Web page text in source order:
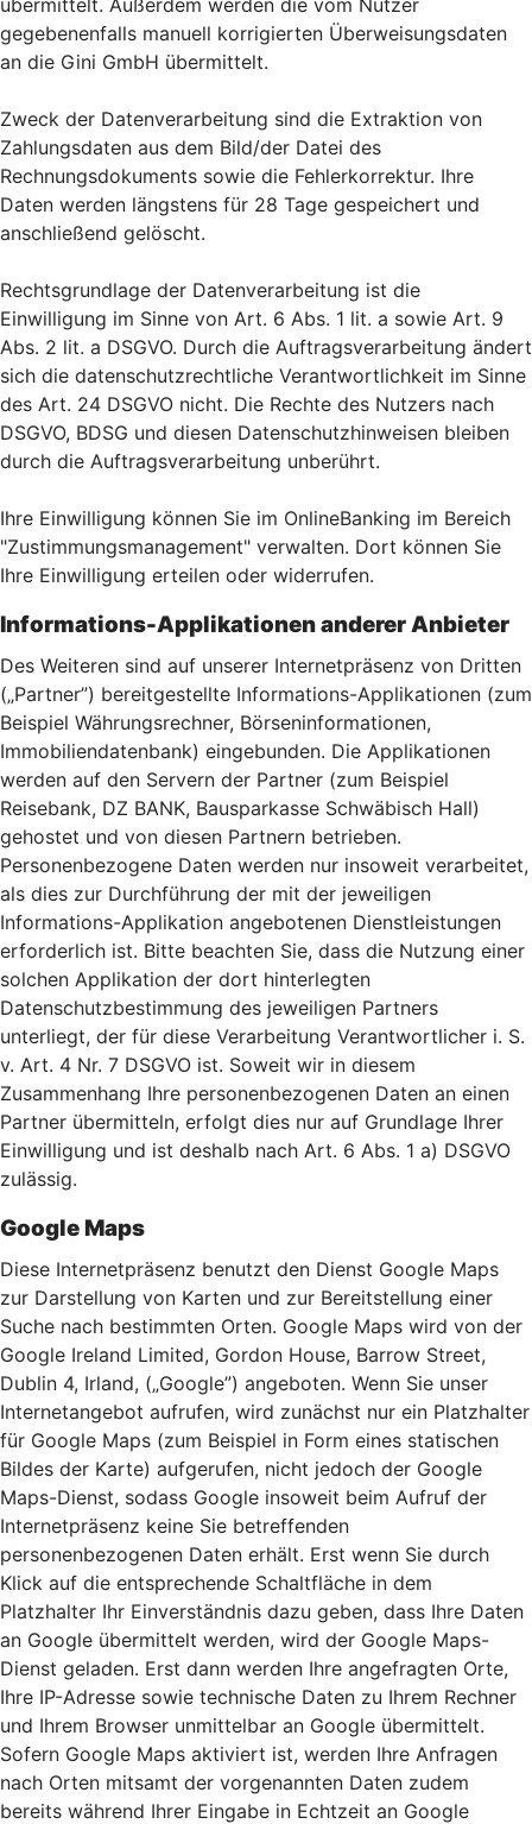
übermittelt. Außerdem werden die vom Nutzer
gegebenenfalls manuell korrigierten Überweisungsdaten
an die Gini GmbH übermittelt.
Zweck der Datenverarbeitung sind die Extraktion von
Zahlungsdaten aus dem Bild/der Datei des
Rechnungsdokuments sowie die Fehlerkorrektur. Ihre
Daten werden längstens für 28 Tage gespeichert und
anschließend gelöscht.
Rechtsgrundlage der Datenverarbeitung ist die
Einwilligung im Sinne von Art. 6 Abs. 1 lit. a sowie Art. 9
Abs. 2 lit. a DSGVO. Durch die Auftragsverarbeitung ändert
sich die datenschutzrechtliche Verantwortlichkeit im Sinne
des Art. 24 DSGVO nicht. Die Rechte des Nutzers nach
DSGVO, BDSG und diesen Datenschutzhinweisen bleiben
durch die Auftragsverarbeitung unberührt.
Ihre Einwilligung können Sie im OnlineBanking im Bereich
"Zustimmungsmanagement" verwalten. Dort können Sie
Ihre Einwilligung erteilen oder widerrufen.
Informations-Applikationen anderer Anbieter
Des Weiteren sind auf unserer Internetpräsenz von Dritten
(„Partner”) bereitgestellte Informations-Applikationen (zum
Beispiel Währungsrechner, Börseninformationen,
Immobiliendatenbank) eingebunden. Die Applikationen
werden auf den Servern der Partner (zum Beispiel
Reisebank, DZ BANK, Bausparkasse Schwäbisch Hall)
gehostet und von diesen Partnern betrieben.
Personenbezogene Daten werden nur insoweit verarbeitet,
als dies zur Durchführung der mit der jeweiligen
Informations-Applikation angebotenen Dienstleistungen
erforderlich ist. Bitte beachten Sie, dass die Nutzung einer
solchen Applikation der dort hinterlegten
Datenschutzbestimmung des jeweiligen Partners
unterliegt, der für diese Verarbeitung Verantwortlicher i. S.
v. Art. 4 Nr. 7 DSGVO ist. Soweit wir in diesem
Zusammenhang Ihre personenbezogenen Daten an einen
Partner übermitteln, erfolgt dies nur auf Grundlage Ihrer
Einwilligung und ist deshalb nach Art. 6 Abs. 1 a) DSGVO
zulässig.
Google Maps
Diese Internetpräsenz benutzt den Dienst Google Maps
zur Darstellung von Karten und zur Bereitstellung einer
Suche nach bestimmten Orten. Google Maps wird von der
Google Ireland Limited, Gordon House, Barrow Street,
Dublin 4, Irland, („Google”) angeboten. Wenn Sie unser
Internetangebot aufrufen, wird zunächst nur ein Platzhalter
für Google Maps (zum Beispiel in Form eines statischen
Bildes der Karte) aufgerufen, nicht jedoch der Google
Maps-Dienst, sodass Google insoweit beim Aufruf der
Internetpräsenz keine Sie betreffenden
personenbezogenen Daten erhält. Erst wenn Sie durch
Klick auf die entsprechende Schaltfläche in dem
Platzhalter Ihr Einverständnis dazu geben, dass Ihre Daten
an Google übermittelt werden, wird der Google Maps-
Dienst geladen. Erst dann werden Ihre angefragten Orte,
Ihre IP-Adresse sowie technische Daten zu Ihrem Rechner
und Ihrem Browser unmittelbar an Google übermittelt.
Sofern Google Maps aktiviert ist, werden Ihre Anfragen
nach Orten mitsamt der vorgenannten Daten zudem
bereits während Ihrer Eingabe in Echtzeit an Google